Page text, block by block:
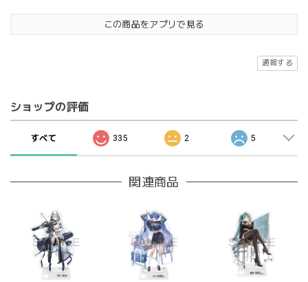
この商品をアプリで見る
通報する
ショップの評価
すべて 335 2 5
関連商品